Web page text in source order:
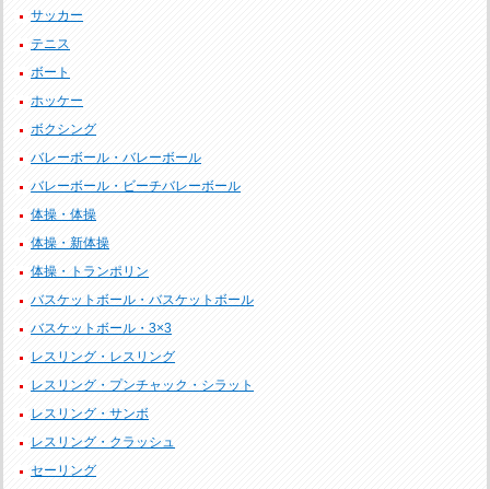
サッカー
テニス
ボート
ホッケー
ボクシング
バレーボール・バレーボール
バレーボール・ビーチバレーボール
体操・体操
体操・新体操
体操・トランポリン
バスケットボール・バスケットボール
バスケットボール・3×3
レスリング・レスリング
レスリング・プンチャック・シラット
レスリング・サンボ
レスリング・クラッシュ
セーリング